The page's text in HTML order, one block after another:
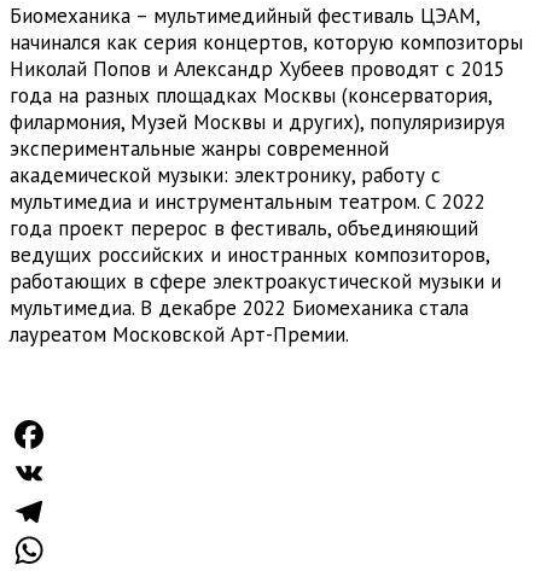
Биомеханика – мультимедийный фестиваль ЦЭАМ,
начинался как серия концертов, которую композиторы
Николай Попов и Александр Хубеев проводят с 2015
года на разных площадках Москвы (консерватория,
филармония, Музей Москвы и других), популяризируя
экспериментальные жанры современной
академической музыки: электронику, работу с
мультимедиа и инструментальным театром. С 2022
года проект перерос в фестиваль, объединяющий
ведущих российских и иностранных композиторов,
работающих в сфере электроакустической музыки и
мультимедиа. В декабре 2022 Биомеханика стала
лауреатом Московской Арт-Премии.
Facebook
VK
Telegram